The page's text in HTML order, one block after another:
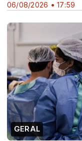
06/08/2026 • 17:59
GERAL